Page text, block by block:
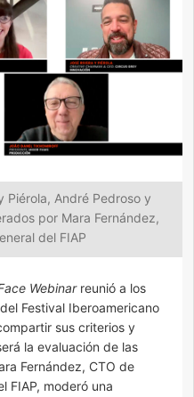
Piérola, André Pedroso y
por Mara Fernández,
del FIAP
Webinarreunió a los
Festival Iberoamericano
sus criterios y
la evaluación de las
Fernández, CTO de
FIAP, moderó una